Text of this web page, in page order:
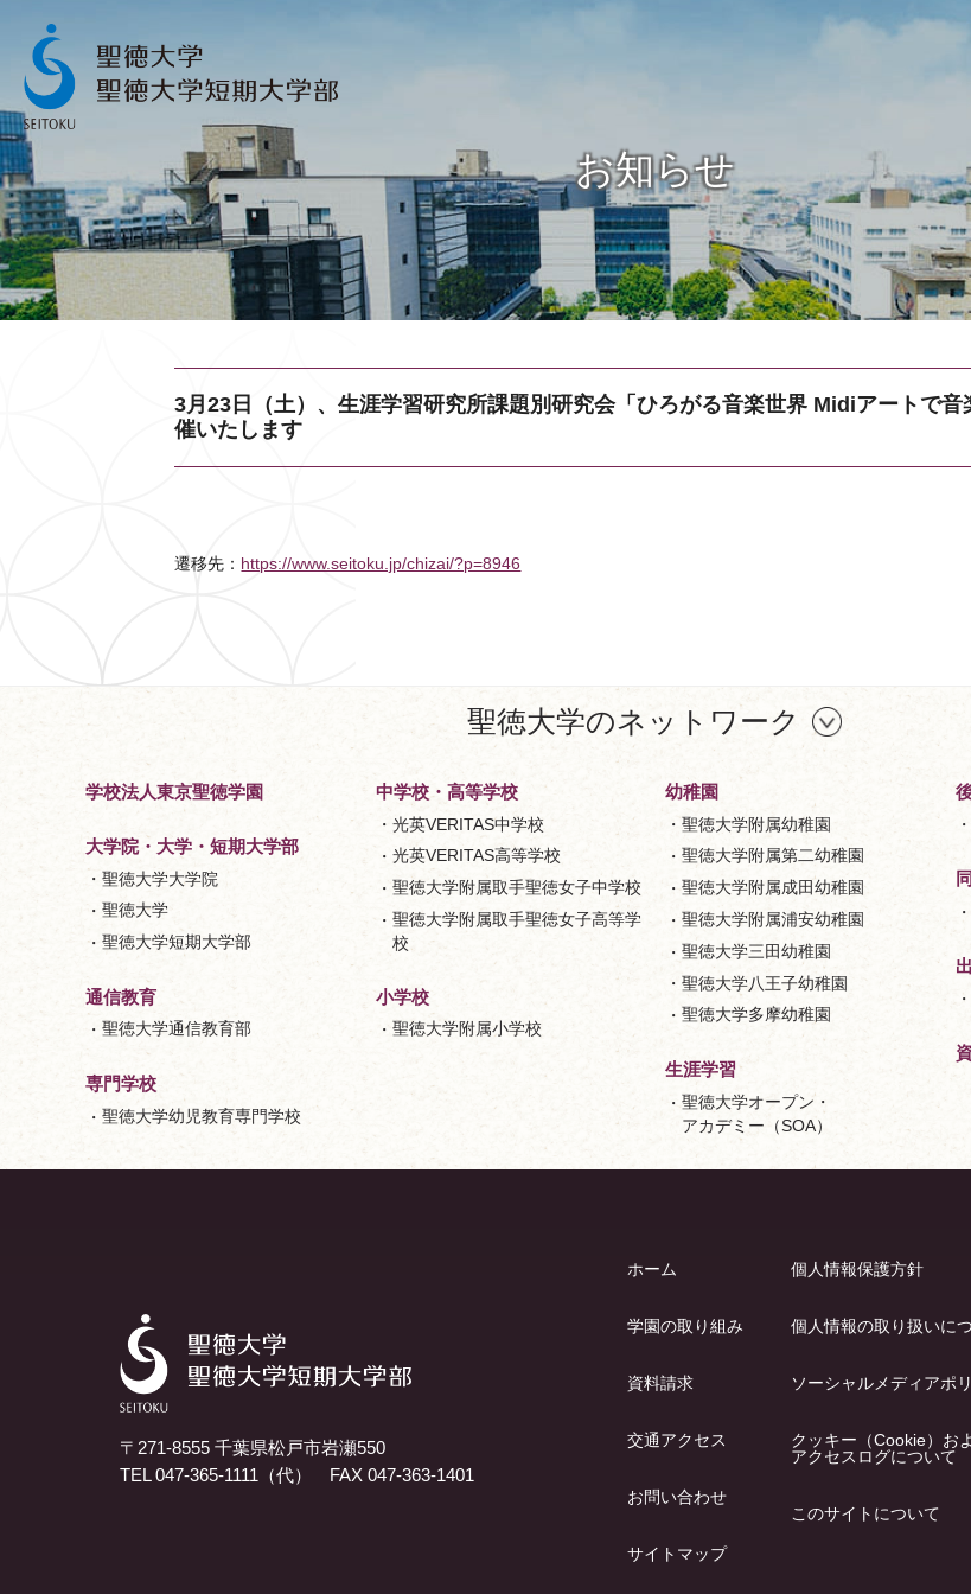
お知らせ
3月23日（土）、生涯学習研究所課題別研究会「ひろがる音楽世界 Midiアートで音
催いたします
遷移先： https://www.seitoku.jp/chizai/?p=8946
聖徳大学のネットワーク
学校法人東京聖徳学園
大学院・大学・短期大学部
聖徳大学大学院
聖徳大学
聖徳大学短期大学部
通信教育
聖徳大学通信教育部
専門学校
聖徳大学幼児教育専門学校
中学校・高等学校
光英VERITAS中学校
光英VERITAS高等学校
聖徳大学附属取手聖徳女子中学校
聖徳大学附属取手聖徳女子高等学
校
小学校
聖徳大学附属小学校
幼稚園
聖徳大学附属幼稚園
聖徳大学附属第二幼稚園
聖徳大学附属成田幼稚園
聖徳大学附属浦安幼稚園
聖徳大学三田幼稚園
聖徳大学八王子幼稚園
聖徳大学多摩幼稚園
生涯学習
聖徳大学オープン・
アカデミー（SOA）
ホーム
学園の取り組み
資料請求
交通アクセス
お問い合わせ
サイトマップ
個人情報保護方針
個人情報の取り扱いに
ソーシャルメディアポ
クッキー（Cookie）お
アクセスログについて
このサイトについて
〒271-8555 千葉県松戸市岩瀬550
TEL 047-365-1111（代） FAX 047-363-1401